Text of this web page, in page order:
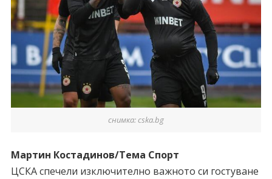
снимка: cska.bg
Мартин Костадинов/Тема Спорт
ЦСКА спечели изключително важното си гостуване